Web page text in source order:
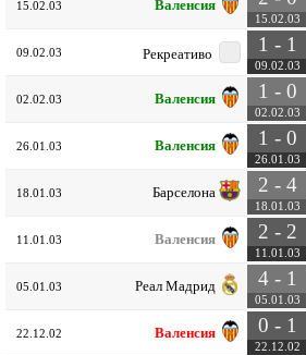
15.02.03 Валенсия
15.02.03
09.02.03 Рекреативо 1 - 1
09.02.03
02.02.03 Валенсия 1 - 0
02.02.03
26.01.03 Валенсия 1 - 0
26.01.03
18.01.03 Барселона 2 - 4
18.01.03
11.01.03 Валенсия 2 - 2
11.01.03
05.01.03 Реал Мадрид 4 - 1
05.01.03
22.12.02 Валенсия 0 - 1
22.12.02